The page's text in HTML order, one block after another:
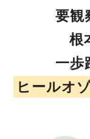
要観
根
一歩
ヒールオ